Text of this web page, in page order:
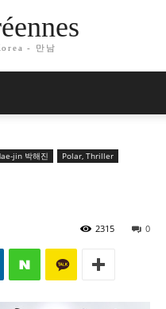
- 만남
jin 박해진
Polar, Thriller
0
2315